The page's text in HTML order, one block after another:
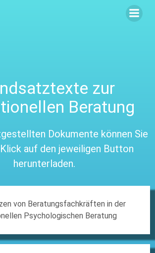
zur
Beratung
Dokumente können Sie
auf den jeweiligen Button
herunterladen.
von Beratungsfachkräften in der
Psychologischen Beratung